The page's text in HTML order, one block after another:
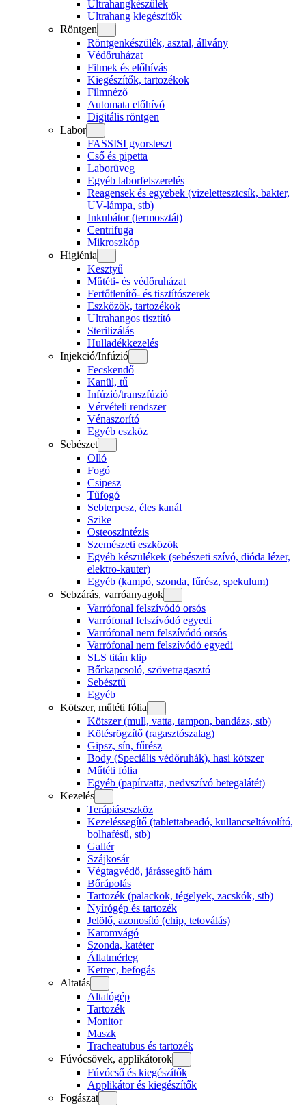
Ultrahangkészülék
Ultrahang kiegészítők
Röntgen
Röntgenkészülék, asztal, állvány
Védőruházat
Filmek és előhívás
Kiegészítők, tartozékok
Filmnéző
Automata előhívó
Digitális röntgen
Labor
FASSISI gyorsteszt
Cső és pipetta
Laborüveg
Egyéb laborfelszerelés
Reagensek és egyebek (vizelettesztcsík, bakter,
UV-lámpa, stb)
Inkubátor (termosztát)
Centrifuga
Mikroszkóp
Higiénia
Kesztyű
Műtéti- és védőruházat
Fertőtlenítő- és tisztítószerek
Eszközök, tartozékok
Ultrahangos tisztító
Sterilizálás
Hulladékkezelés
Injekció/Infúzió
Fecskendő
Kanül, tű
Infúzió/transzfúzió
Vérvételi rendszer
Vénaszorító
Egyéb eszköz
Sebészet
Olló
Fogó
Csipesz
Tűfogó
Sebterpesz, éles kanál
Szike
Osteoszintézis
Szemészeti eszközök
Egyéb készülékek (sebészeti szívó, dióda lézer,
elektro-kauter)
Egyéb (kampó, szonda, fűrész, spekulum)
Sebzárás, varróanyagok
Varrófonal felszívódó orsós
Varrófonal felszívódó egyedi
Varrófonal nem felszívódó orsós
Varrófonal nem felszívódó egyedi
SLS titán klip
Bőrkapcsoló, szövetragasztó
Sebésztű
Egyéb
Kötszer, műtéti fólia
Kötszer (mull, vatta, tampon, bandázs, stb)
Kötésrögzítő (ragasztószalag)
Gipsz, sín, fűrész
Body (Speciális védőruhák), hasi kötszer
Műtéti fólia
Egyéb (papírvatta, nedvszívó betegalátét)
Kezelés
Terápiáseszköz
Kezeléssegítő (tablettabeadó, kullancseltávolító,
bolhafésű, stb)
Gallér
Szájkosár
Végtagvédő, járássegítő hám
Bőrápolás
Tartozék (palackok, tégelyek, zacskók, stb)
Nyírógép és tartozék
Jelölő, azonosító (chip, tetoválás)
Karomvágó
Szonda, katéter
Állatmérleg
Ketrec, befogás
Altatás
Altatógép
Tartozék
Monitor
Maszk
Tracheatubus és tartozék
Fúvócsövek, applikátorok
Fúvócső és kiegészítők
Applikátor és kiegészítők
Fogászat